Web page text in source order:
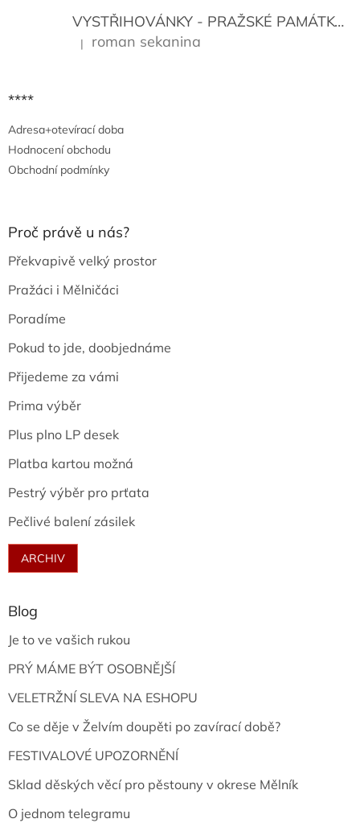
VYSTŘIHOVÁNKY - PRAŽSKÉ PAMÁTKY
Hodnocení produktu je 5 z 5 hvězdiček.
| roman sekanina
****
Adresa+otevírací doba
Hodnocení obchodu
Obchodní podmínky
Proč právě u nás?
Překvapivě velký prostor
Pražáci i Mělničáci
Poradíme
Pokud to jde, doobjednáme
Přijedeme za vámi
Prima výběr
Plus plno LP desek
Platba kartou možná
Pestrý výběr pro prťata
Pečlivé balení zásilek
ARCHIV
Blog
Je to ve vašich rukou
PRÝ MÁME BÝT OSOBNĚJŠÍ
VELETRŽNÍ SLEVA NA ESHOPU
Co se děje v Želvím doupěti po zavírací době?
FESTIVALOVÉ UPOZORNĚNÍ
Sklad děských věcí pro pěstouny v okrese Mělník
O jednom telegramu